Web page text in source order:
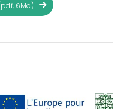
6Mo)